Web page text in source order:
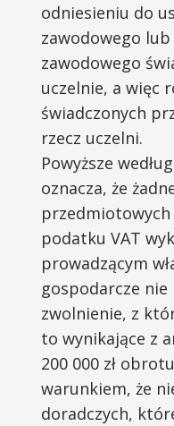
odniesieniu do
zawodowego
zawodowego
uczelnie, a więc
świadczonych
rzecz uczelni.
Powyższe
oznacza, że
podatku VAT
prowadzącym
gospodarcze nie
zwolnienie, z
to wynikające z
200 000 zł
warunkiem, że
doradczych,